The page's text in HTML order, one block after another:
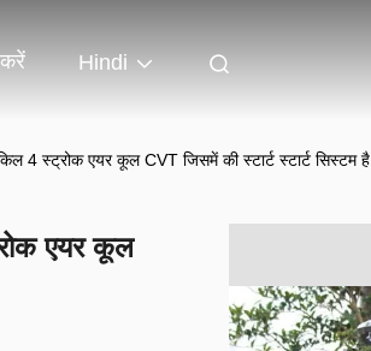
Hindi
4 स्ट्रोक एयर कूल CVT जिसमें की स्टार्ट स्टार्ट सिस्टम है
एयर कूल